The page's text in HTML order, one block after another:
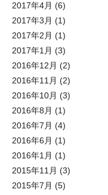
2017年4月 (6)
2017年3月 (1)
2017年2月 (1)
2017年1月 (3)
2016年12月 (2)
2016年11月 (2)
2016年10月 (3)
2016年8月 (1)
2016年7月 (4)
2016年6月 (1)
2016年1月 (1)
2015年11月 (3)
2015年7月 (5)